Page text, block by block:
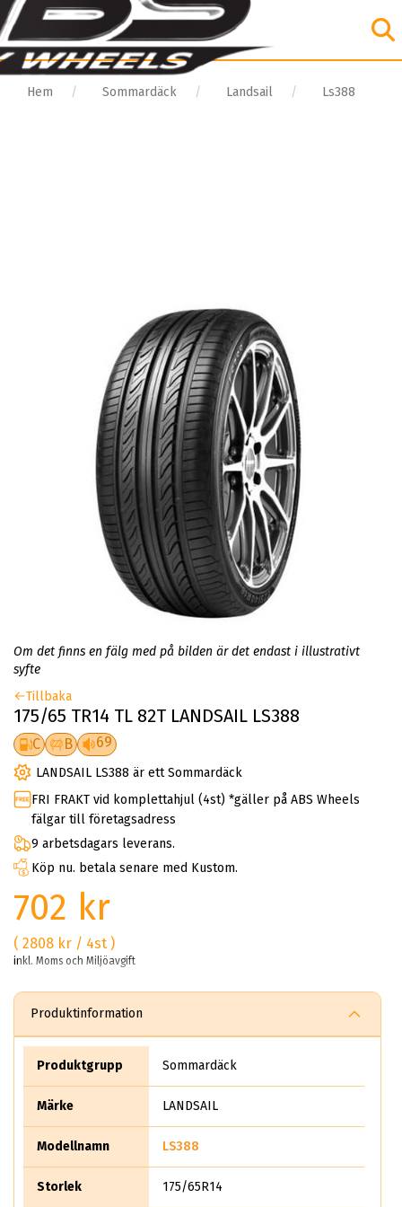
Hem Sommardäck Landsail Ls388
Om det finns en fälg med på bilden är det endast i illustrativt
syfte
Tillbaka
175/65 TR14 TL 82T LANDSAIL LS388
C B 69
LANDSAIL LS388 är ett Sommardäck
FRI FRAKT vid komplettahjul (4st) *gäller på ABS Wheels
fälgar till företagsadress
9 arbetsdagars leverans.
Köp nu. betala senare med Kustom.
702 kr
( 2808 kr / 4st )
inkl. Moms och Miljöavgift
Produktinformation
Produktgrupp Sommardäck
Märke LANDSAIL
Modellnamn LS388
Storlek 175/65R14